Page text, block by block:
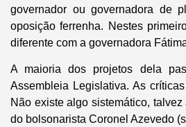
governador ou governadora de
oposição ferrenha. Nestes
diferente com a governadora
A maioria dos projetos dela
Assembleia Legislativa. As
Não existe algo sistemático,
do bolsonarista Coronel Azevedo